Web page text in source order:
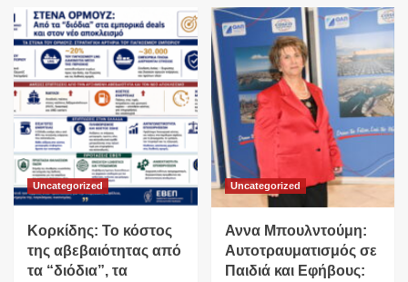
Uncategorized
Κορκίδης: Το κόστος
της αβεβαιότητας από
τα “διόδια”, τα
Uncategorized
Αννα Μπουλντούμη:
Αυτοτραυματισμός σε
Παιδιά και Εφήβους: